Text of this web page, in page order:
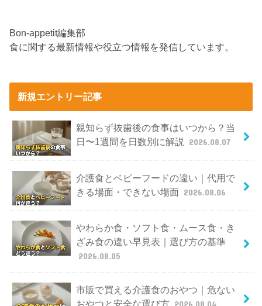
Bon-appetit編集部
食に関する最新情報や役立つ情報を発信しています。
新規エントリー記事
親知らず抜歯後の食事はいつから？当
日〜1週間を日数別に解説
2026.08.07
介護食とベビーフードの違い｜代用で
きる場面・できない場面 2026.08.06
やわらか食・ソフト食・ムース食・き
ざみ食の違い早見表｜選び方の基準
2026.08.05
市販で買える介護食のおやつ｜危ない
おやつと安全な選び方 2026.08.04